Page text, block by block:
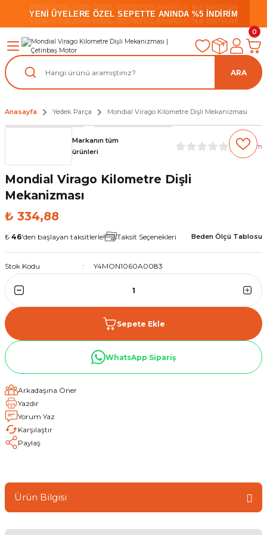
YENİ ÜYELERE ÖZEL SEPETTE ANINDA %5 İNDİRİM
YENİ ÜYELERE ÖZEL SEPETTE ANINDA %5 İNDİRİM
YENİ ÜYELERE ÖZEL SEPETTE ANINDA %5 İNDİRİM
ARA
0
Anasayfa Yedek Parça Mondial Virago Kilometre Dişli Mekanizması
Markanın tüm
ürünleri
(0) Yorum
Mondial Virago Kilometre Dişli
Mekanizması
₺ 334,88
₺ 46'den başlayan taksitlerle! Taksit Seçenekleri Beden Ölçü Tablosu
Stok Kodu Y4MON1060A0083
Sepete Ekle
WhatsApp Sipariş
Arkadaşına Öner
Yazdır
Yorum Yaz
Karşılaştır
Paylaş
Ürün Bilgisi